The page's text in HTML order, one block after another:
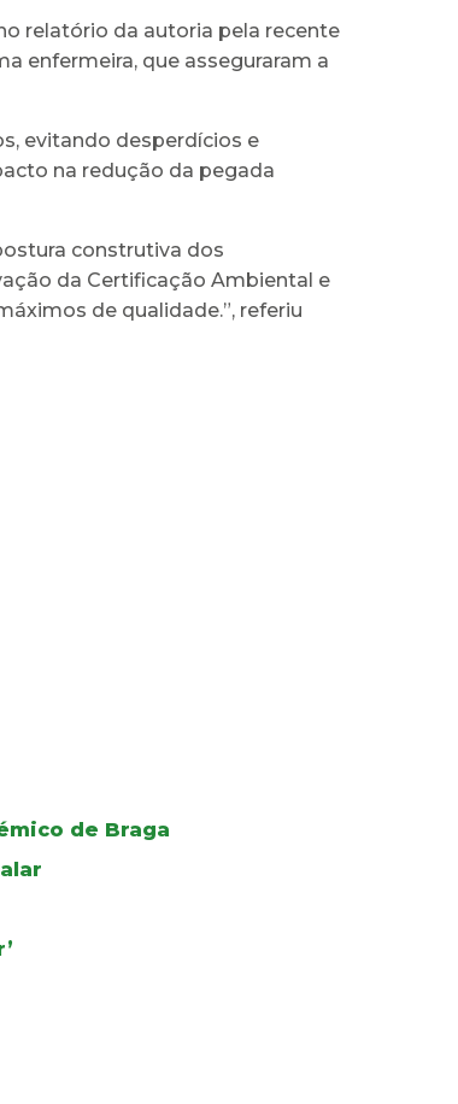
relatório da autoria pela recente
enfermeira, que asseguraram a
evitando desperdícios e
na redução da pegada
construtiva dos
da Certificação Ambiental e
de qualidade.”, referiu
de Braga